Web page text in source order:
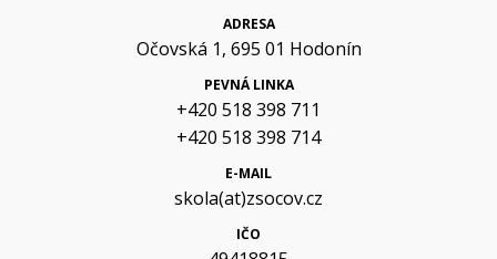
ADRESA
Očovská 1, 695 01 Hodonín
PEVNÁ LINKA
+420 518 398 711
+420 518 398 714
E-MAIL
skola(at)zsocov.cz
IČO